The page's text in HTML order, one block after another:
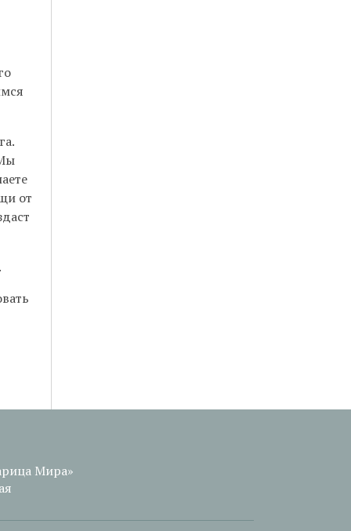
от
Мира»